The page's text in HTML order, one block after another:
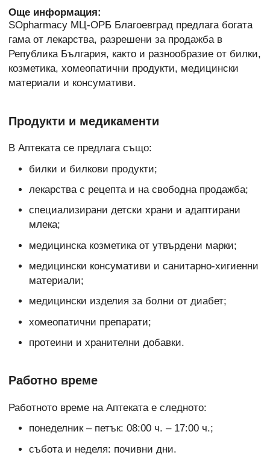
Още информация:
SOpharmacy МЦ-ОРБ Благоевград предлага богата
гама от лекарства, разрешени за продажба в
Република България, както и разнообразие от билки,
козметика, хомеопатични продукти, медицински
материали и консумативи.
Продукти и медикаменти
В Аптеката се предлага също:
билки и билкови продукти;
лекарства с рецепта и на свободна продажба;
специализирани детски храни и адаптирани
млека;
медицинска козметика от утвърдени марки;
медицински консумативи и санитарно-хигиенни
материали;
медицински изделия за болни от диабет;
хомеопатични препарати;
протеини и хранителни добавки.
Работно време
Работното време на Аптеката е следното:
понеделник – петък: 08:00 ч. – 17:00 ч.;
събота и неделя: почивни дни.